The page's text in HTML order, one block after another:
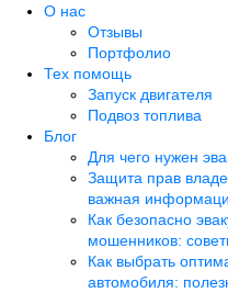
О нас
Отзывы
Портфолио
Тех помощь
Запуск двигателя
Подвоз топлива
Блог
Для чего нужен
Защита прав
важная
Как безопасно
мошенников:
Как выбрать
автомобиля: